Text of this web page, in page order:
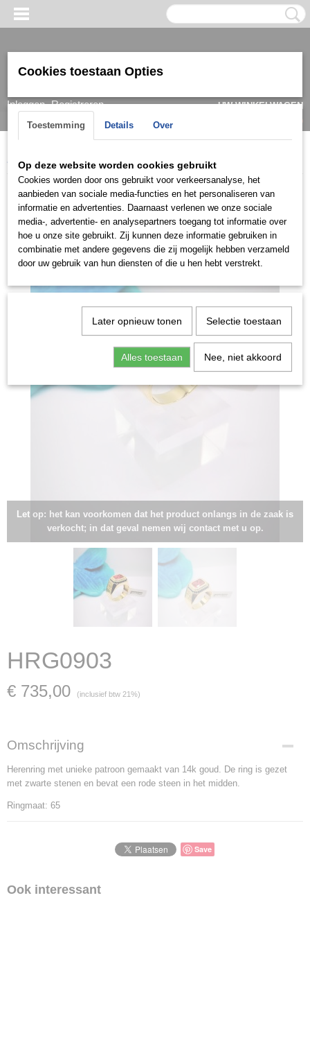
Inloggen Registreren
UW WINKELWAGEN
(0)
Home > > Herenringen Ringen 14k HRG0903
Let op: het kan voorkomen dat het product onlangs in de zaak is
verkocht; in dat geval nemen wij contact met u op.
HRG0903
€ 735,00 (inclusief btw 21%)
Omschrijving
Herenring met unieke patroon gemaakt van 14k goud. De ring is gezet
met zwarte stenen en bevat een rode steen in het midden.
Ringmaat: 65
Save
Ook interessant
Cookies toestaan Opties
Toestemming Details Over
Op deze website worden cookies gebruikt
Cookies worden door ons gebruikt voor verkeersanalyse, het
aanbieden van sociale media-functies en het personaliseren van
informatie en advertenties. Daarnaast verlenen we onze sociale
media-, advertentie- en analysepartners toegang tot informatie over
hoe u onze site gebruikt. Zij kunnen deze informatie gebruiken in
combinatie met andere gegevens die zij mogelijk hebben verzameld
door uw gebruik van hun diensten of die u hen hebt verstrekt.
Later opnieuw tonen Selectie toestaan
Alles toestaan Nee, niet akkoord